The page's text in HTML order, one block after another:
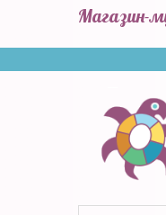
Магазин-